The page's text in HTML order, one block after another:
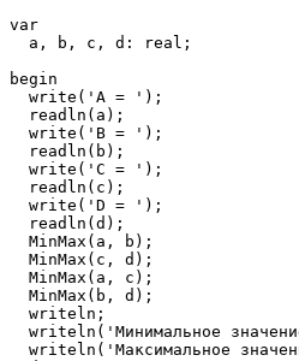
var
  a, b, c, d: real;
begin
  write('A = ');
  readln(a);
  write('B = ');
  readln(b);
  write('C = ');
  readln(c);
  write('D = ');
  readln(d);
  MinMax(a, b);
  MinMax(c, d);
  MinMax(a, c);
  MinMax(b, d);
  writeln;
writeln('Минимальное
writeln('Максимальное